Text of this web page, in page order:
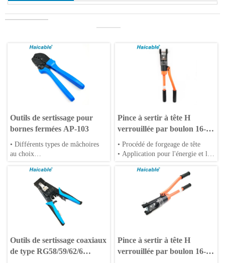
———
Outils de sertissage pour
bornes fermées AP-103
• Différents types de mâchoires
au choix
• Poignées en PP ou TPR
Pince à sertir à tête H
verrouillée par boulon 16-
300mm² HP-300/300B
• Procédé de forgeage de tête
• Application pour l'énergie et le
• Corps en alliage d'aluminium ou
• Matrices spéciales disponibles
Outils de sertissage coaxiaux
de type RG58/59/62/6
Pince à sertir à tête H
verrouillée par boulon 16-